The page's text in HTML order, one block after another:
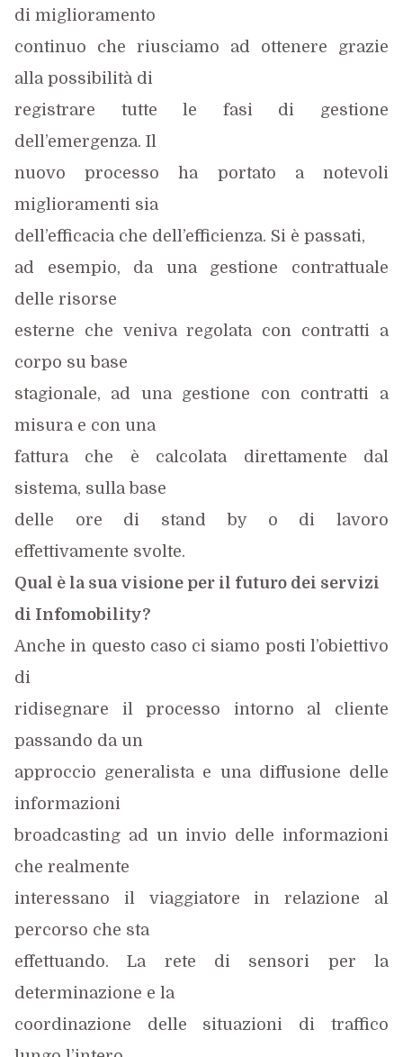
di miglioramento
continuo che riusciamo ad ottenere grazie
alla possibilità di
registrare tutte le fasi di gestione
dell’emergenza. Il
nuovo processo ha portato a notevoli
miglioramenti sia
dell’efficacia che dell’efficienza. Si è passati,
ad esempio, da una gestione contrattuale
delle risorse
esterne che veniva regolata con contratti a
corpo su base
stagionale, ad una gestione con contratti a
misura e con una
fattura che è calcolata direttamente dal
sistema, sulla base
delle ore di stand by o di lavoro
effettivamente svolte.
Qual è la sua visione per il futuro dei servizi
di Infomobility?
Anche in questo caso ci siamo posti l’obiettivo
di
ridisegnare il processo intorno al cliente
passando da un
approccio generalista e una diffusione delle
informazioni
broadcasting ad un invio delle informazioni
che realmente
interessano il viaggiatore in relazione al
percorso che sta
effettuando. La rete di sensori per la
determinazione e la
coordinazione delle situazioni di traffico